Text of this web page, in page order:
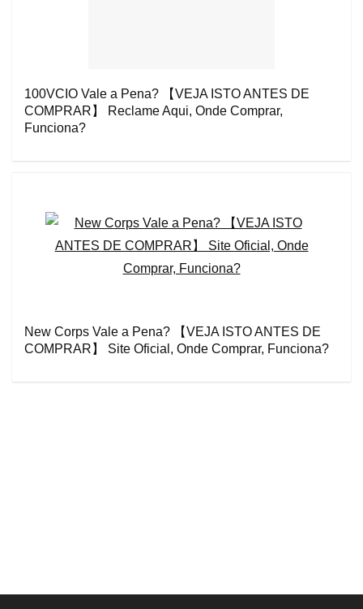
100VCIO Vale a Pena? 【VEJA ISTO ANTES DE
COMPRAR】 Reclame Aqui, Onde Comprar,
Funciona?
New Corps Vale a Pena? 【VEJA ISTO ANTES DE
COMPRAR】 Site Oficial, Onde Comprar, Funciona?